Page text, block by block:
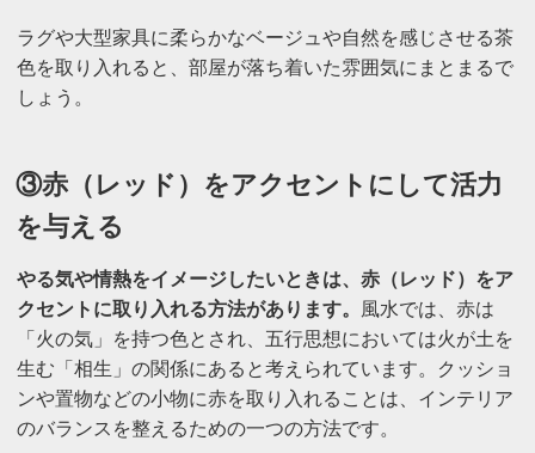
ラグや大型家具に柔らかなベージュや自然を感じさせる茶
色を取り入れると、部屋が落ち着いた雰囲気にまとまるで
しょう。
③赤（レッド）をアクセントにして活力
を与える
やる気や情熱をイメージしたいときは、赤（レッド）をア
クセントに取り入れる方法があります。 風水では、赤は
「火の気」を持つ色とされ、五行思想においては火が土を
生む「相生」の関係にあると考えられています。クッショ
ンや置物などの小物に赤を取り入れることは、インテリア
のバランスを整えるための一つの方法です。